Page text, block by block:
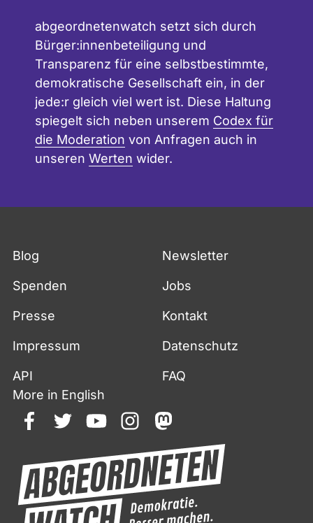
abgeordnetenwatch setzt sich durch
Bürger:innenbeteiligung und
Transparenz für eine selbstbestimmte,
demokratische Gesellschaft ein, in der
jede:r gleich viel wert ist. Diese Haltung
spiegelt sich neben unserem Codex für
die Moderation von Anfragen auch in
unseren Werten wider.
Blog Newsletter
Spenden Jobs
Presse Kontakt
Impressum Datenschutz
API
FAQ
More in English
facebooktwitteryoutubeinstagrammastodon